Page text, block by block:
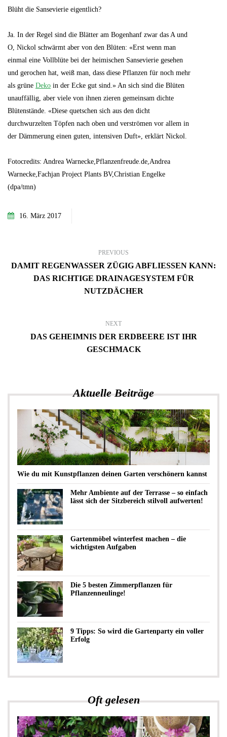
Blüht die Sansevierie eigentlich?
Ja. In der Regel sind die Blätter am Bogenhanf zwar das A und
O, Nickol schwärmt aber von den Blüten: «Erst wenn man
einmal eine Vollblüte bei der heimischen Sansevierie gesehen
und gerochen hat, weiß man, dass diese Pflanzen für noch mehr
als grüne Deko in der Ecke gut sind.» An sich sind die Blüten
unauffällig, aber viele von ihnen zieren gemeinsam dichte
Blütenstände. «Diese quetschen sich aus den dicht
durchwurzelten Töpfen nach oben und verströmen vor allem in
der Dämmerung einen guten, intensiven Duft», erklärt Nickol.
Fotocredits: Andrea Warnecke,Pflanzenfreude.de,Andrea
Warnecke,Fachjan Project Plants BV,Christian Engelke
(dpa/tmn)
16. März 2017
PREVIOUS
DAMIT REGENWASSER ZÜGIG ABFLIESSEN KANN: D
AS RICHTIGE DRAINAGESYSTEM FÜR N
UTZDÄCHER
NEXT
DAS GEHEIMNIS DER ERDBEERE IST IHR
GESCHMACK
Aktuelle Beiträge
Wie du mit Kunstpflanzen deinen Garten verschönern kannst
Mehr Ambiente auf der Terrasse – so einfach
lässt sich der Sitzbereich stilvoll aufwerten!
Gartenmöbel winterfest machen – die
wichtigsten Aufgaben
Die 5 besten Zimmerpflanzen für
Pflanzenneulinge!
9 Tipps: So wird die Gartenparty ein voller
Erfolg
Oft gelesen